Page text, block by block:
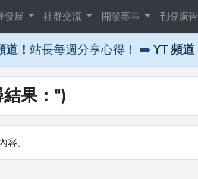
發展 社群交流 開發專區 刊登廣告
！ 站長每週分享心得！ ➡️ YT 頻道
果：")
容。